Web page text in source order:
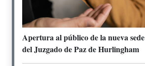
Apertura al público de la nueva sede
del Juzgado de Paz de Hurlingham